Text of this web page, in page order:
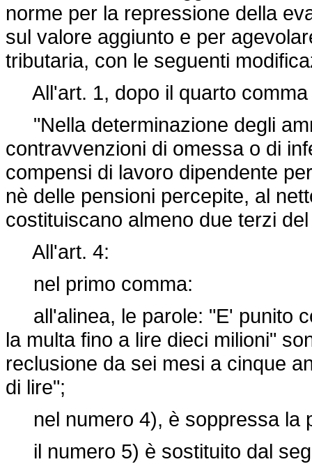
norme per la repressione della
sul valore aggiunto e per
tributaria, con le seguenti
All'art. 1, dopo il quarto comma
"Nella determinazione degli
contravvenzioni di omessa o di
compensi di lavoro dipendente
nè delle pensioni percepite, al
costituiscano almeno due terzi
All'art. 4:
nel primo comma:
all'alinea, le parole: "E' punito
la multa fino a lire dieci milioni"
reclusione da sei mesi a cinque
di lire";
nel numero 4), è soppressa la
il numero 5) è sostituito dal